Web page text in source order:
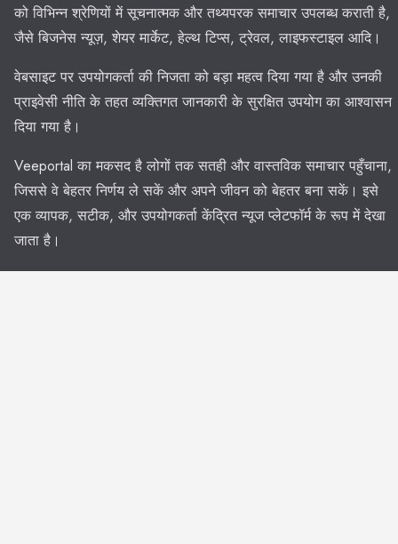
को विभिन्न श्रेणियों में सूचनात्मक और तथ्यपरक समाचार उपलब्ध कराती है,
जैसे बिजनेस न्यूज़, शेयर मार्केट, हेल्थ टिप्स, ट्रेवल, लाइफस्टाइल आदि।
वेबसाइट पर उपयोगकर्ता की निजता को बड़ा महत्व दिया गया है और उनकी
प्राइवेसी नीति के तहत व्यक्तिगत जानकारी के सुरक्षित उपयोग का आश्वासन
दिया गया है।
Veeportal का मकसद है लोगों तक सतही और वास्तविक समाचार पहुँचाना,
जिससे वे बेहतर निर्णय ले सकें और अपने जीवन को बेहतर बना सकें। इसे
एक व्यापक, सटीक, और उपयोगकर्ता केंद्रित न्यूज प्लेटफॉर्म के रूप में देखा
जाता है।